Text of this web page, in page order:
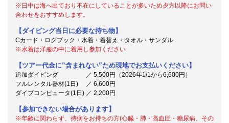
※日中は海へ出ており不在にしていることが多いため夕方以降にお問い
合わせをおすすめします。
【ダイビング当日に必要な持ち物】
Cカード・ログブック・水着・着替え・タオル・サンダル
※水着は洋服の中に着用し参加ください
【ツアー代金に”含まれない”ため現地でお支払いください】
追加ダイビング ／ 5,500円（2026年1/1から6,600円）
フルレンタル器材(1日) ／ 6,600円
ダイブコンピュータ(1日) ／ 2,200円
【参加できない場合があります】
※年齢に関わらず、持病をお持ちの方(心臓・肺・高血圧・糖尿病、その